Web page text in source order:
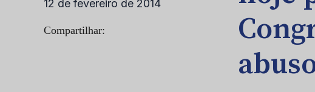
12 de fevereiro de 2014
Compartilhar: